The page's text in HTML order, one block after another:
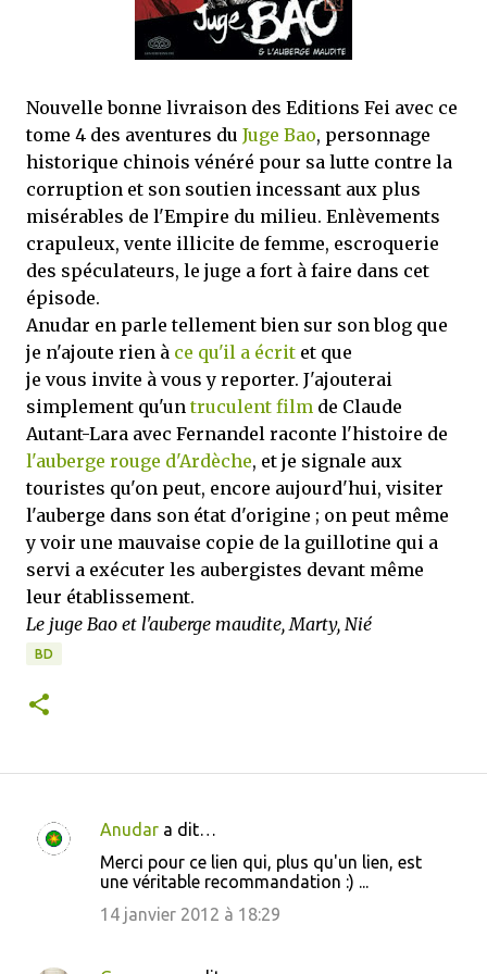
mettre sous tous les yeux. C'est cela...
Nouvelle bonne livraison des Editions Fei avec ce
tome 4 des aventures du Juge Bao, personnage
historique chinois vénéré pour sa lutte contre la
corruption et son soutien incessant aux plus
misérables de l'Empire du milieu. Enlèvements
crapuleux, vente illicite de femme, escroquerie
des spéculateurs, le juge a fort à faire dans cet
épisode.
Anudar en parle tellement bien sur son blog que
je n'ajoute rien à ce qu'il a écrit et que
je vous invite à vous y reporter. J'ajouterai
simplement qu'untruculent film de Claude
Autant-Lara avec Fernandel raconte l'histoire de
l'auberge rouge d'Ardèche, et je signale aux
touristes qu'on peut, encore aujourd'hui, visiter
l'auberge dans son état d'origine ; on peut même
y voir une mauvaise copie de la guillotine qui a
servi a exécuter les aubergistes devant même
leur établissement.
Le juge Bao et l'auberge maudite, Marty, Nié
BD
C
e
Anudar a dit…
Merci pour ce lien qui, plus qu'un lien, est
une véritable recommandation :) ...
14 janvier 2012 à 18:29